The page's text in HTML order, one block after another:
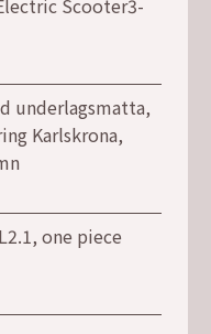
Scooter3-
underlagsmatta,
Karlskrona,
one piece